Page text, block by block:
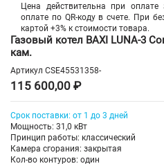
Цена действительна при
оплате по QR-коду в счете. При
картой +3% к стоимости товара.
Газовый котел BAXI LUNA-3
кам.
Артикул CSE45531358-
115 600,00 ₽
Срок поставки: от 1 до 3 дней
Мощность: 31,0 кВт
Принцип работы: классический
Камера сгорания: закрытая
Кол-во контуров: один